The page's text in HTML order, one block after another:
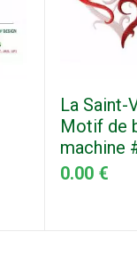
La Saint-
Motif de
machine
0.00 €